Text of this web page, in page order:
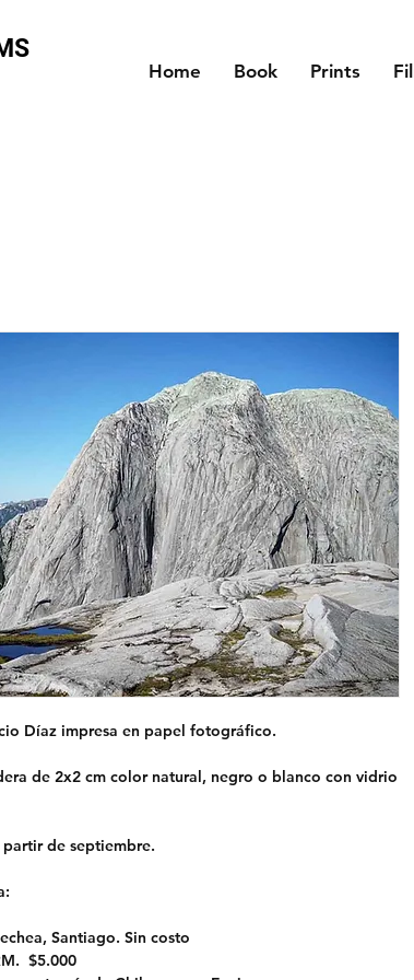
Home Book Prints
Díaz impresa en papel fotográfico.
de 2x2 cm color natural, negro o blanco con vidrio
partir de septiembre.
Santiago. Sin costo
$5.000